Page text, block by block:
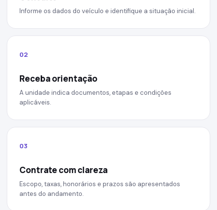
Informe os dados do veículo e identifique a situação inicial.
02
Receba orientação
A unidade indica documentos, etapas e condições
aplicáveis.
03
Contrate com clareza
Escopo, taxas, honorários e prazos são apresentados
antes do andamento.